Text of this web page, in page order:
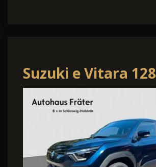
Suzuki e Vitara
eAxle Comfort